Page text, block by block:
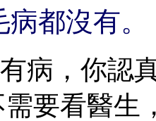
都沒有。
病，你認
要看醫生